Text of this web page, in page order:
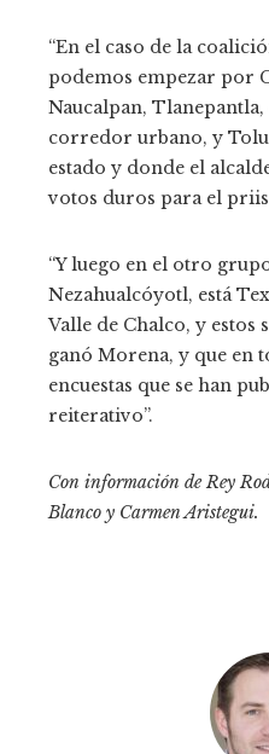
“En el caso de la
podemos empezar por
Naucalpan, Tlanepantla,
corredor urbano, y
estado y donde el
votos duros para el
“Y luego en el otro
Nezahualcóyotl, está
Valle de Chalco, y
ganó Morena, y que en
encuestas que se han
reiterativo”.
Con información de Rey
Blanco y Carmen Aristegui.